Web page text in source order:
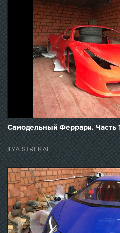
Самодельный Феррари. Часть 1
ILYA STREKAL